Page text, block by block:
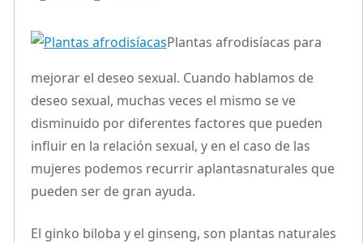
Plantas afrodisíacas para
mejorar el deseo sexual. Cuando hablamos de
deseo sexual, muchas veces el mismo se ve
disminuido por diferentes factores que pueden
influir en la relación sexual, y en el caso de las
mujeres podemos recurrir aplantasnaturales que
pueden ser de gran ayuda.
El ginko biloba y el ginseng, son plantas naturales